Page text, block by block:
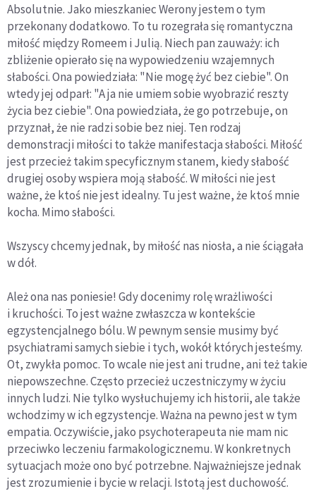
Absolutnie. Jako mieszkaniec Werony jestem o tym
przekonany dodatkowo. To tu rozegrała się romantyczna
miłość między Romeem i Julią. Niech pan zauważy: ich
zbliżenie opierało się na wypowiedzeniu wzajemnych
słabości. Ona powiedziała: "Nie mogę żyć bez ciebie". On
wtedy jej odparł: "A ja nie umiem sobie wyobrazić reszty
życia bez ciebie". Ona powiedziała, że go potrzebuje, on
przyznał, że nie radzi sobie bez niej. Ten rodzaj
demonstracji miłości to także manifestacja słabości. Miłość
jest przecież takim specyficznym stanem, kiedy słabość
drugiej osoby wspiera moją słabość. W miłości nie jest
ważne, że ktoś nie jest idealny. Tu jest ważne, że ktoś mnie
kocha. Mimo słabości.
Wszyscy chcemy jednak, by miłość nas niosła, a nie ściągała
w dół.
Ależ ona nas poniesie! Gdy docenimy rolę wrażliwości
i kruchości. To jest ważne zwłaszcza w kontekście
egzystencjalnego bólu. W pewnym sensie musimy być
psychiatrami samych siebie i tych, wokół których jesteśmy.
Ot, zwykła pomoc. To wcale nie jest ani trudne, ani też takie
niepowszechne. Często przecież uczestniczymy w życiu
innych ludzi. Nie tylko wysłuchujemy ich historii, ale także
wchodzimy w ich egzystencje. Ważna na pewno jest w tym
empatia. Oczywiście, jako psychoterapeuta nie mam nic
przeciwko leczeniu farmakologicznemu. W konkretnych
sytuacjach może ono być potrzebne. Najważniejsze jednak
jest zrozumienie i bycie w relacji. Istotą jest duchowość.